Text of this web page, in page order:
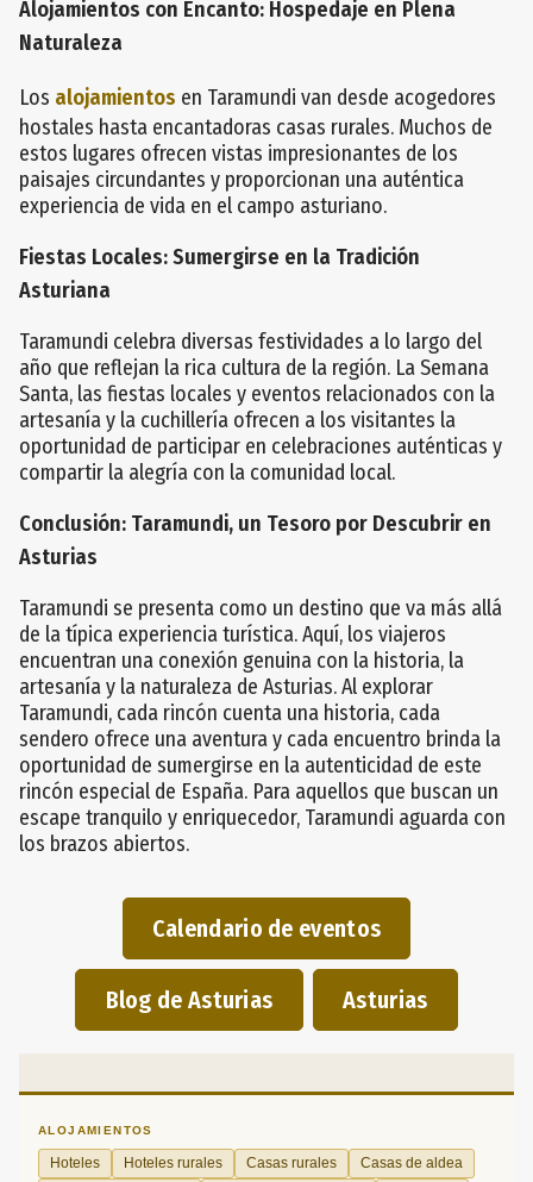
Alojamientos con Encanto: Hospedaje en Plena
Naturaleza
Los alojamientos en Taramundi van desde acogedores
hostales hasta encantadoras casas rurales. Muchos de
estos lugares ofrecen vistas impresionantes de los
paisajes circundantes y proporcionan una auténtica
experiencia de vida en el campo asturiano.
Fiestas Locales: Sumergirse en la Tradición
Asturiana
Taramundi celebra diversas festividades a lo largo del
año que reflejan la rica cultura de la región. La Semana
Santa, las fiestas locales y eventos relacionados con la
artesanía y la cuchillería ofrecen a los visitantes la
oportunidad de participar en celebraciones auténticas y
compartir la alegría con la comunidad local.
Conclusión: Taramundi, un Tesoro por Descubrir en
Asturias
Taramundi se presenta como un destino que va más allá
de la típica experiencia turística. Aquí, los viajeros
encuentran una conexión genuina con la historia, la
artesanía y la naturaleza de Asturias. Al explorar
Taramundi, cada rincón cuenta una historia, cada
sendero ofrece una aventura y cada encuentro brinda la
oportunidad de sumergirse en la autenticidad de este
rincón especial de España. Para aquellos que buscan un
escape tranquilo y enriquecedor, Taramundi aguarda con
los brazos abiertos.
Calendario de eventos
Blog de Asturias Asturias